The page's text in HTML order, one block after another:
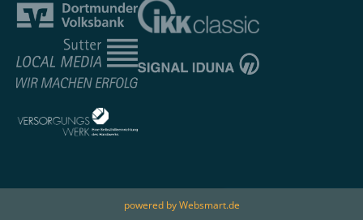
powered by Websmart.de